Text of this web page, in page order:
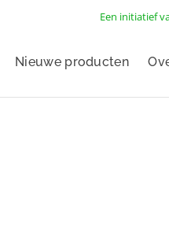
Een initiatief
Nieuwe producten